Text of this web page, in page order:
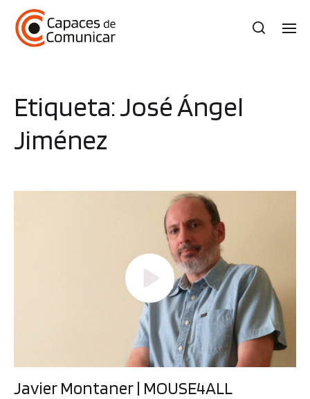
Etiqueta:José Ángel
Jiménez
Javier Montaner | MOUSE4ALL